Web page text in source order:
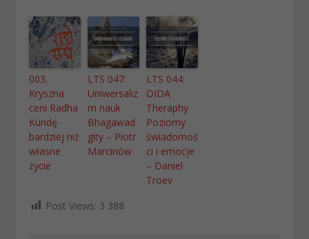
003.
Kryszna
ceni Radha
Kundę
bardziej niż
własne
życie
LTS 047:
Uniwersaliz
m nauk
Bhagawad
gity – Piotr
Marcinów
LTS 044:
OIDA
Theraphy
Poziomy
świadomoś
ci i emocje
– Daniel
Troev
Post Views: 3 388